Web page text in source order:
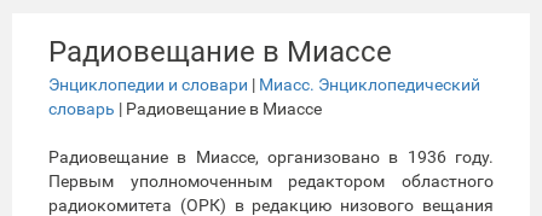
Радиовещание в Миассе
Энциклопедии и словари | Миасс. Энциклопедический
словарь | Радиовещание в Миассе
Радиовещание в Миассе, организовано в 1936 году.
Первым уполномоченным редактором областного
радиокомитета (ОРК) в редакцию низового вещания